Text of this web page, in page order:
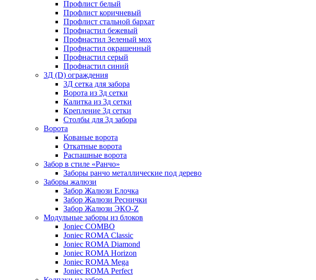
Профлист белый
Профлист коричневый
Профлист стальной бархат
Профнастил бежевый
Профнастил Зеленый мох
Профнастил окрашенный
Профнастил серый
Профнастил синий
3Д (D) ограждения
3Д сетка для забора
Ворота из 3д сетки
Калитка из 3д сетки
Крепление 3д сетки
Столбы для 3д забора
Ворота
Кованые ворота
Откатные ворота
Распашные ворота
Забор в стиле «Ранчо»
Заборы ранчо металлические под дерево
Заборы жалюзи
Забор Жалюзи Елочка
Забор Жалюзи Реснички
Забор Жалюзи ЭКО-Z
Модульные заборы из блоков
Joniec COMBO
Joniec ROMA Classic
Joniec ROMA Diamond
Joniec ROMA Horizon
Joniec ROMA Mega
Joniec ROMA Perfect